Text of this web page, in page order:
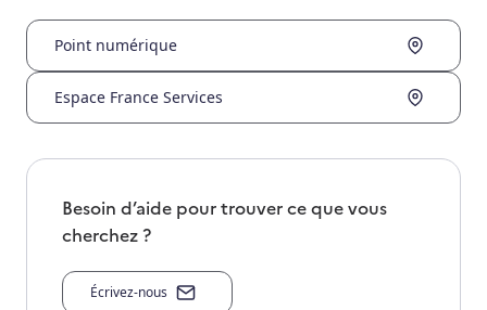
Point numérique
Espace France Services
Besoin d’aide pour trouver ce que vous
cherchez ?
Écrivez-nous